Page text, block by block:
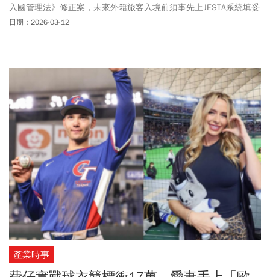
入國管理法》修正案，未來外籍旅客入境前須事先上JESTA系統填妥
個人資料，以供日方審查，若審查未過，則無法登機或登船入境日
日期：2026-03-12
產業時事